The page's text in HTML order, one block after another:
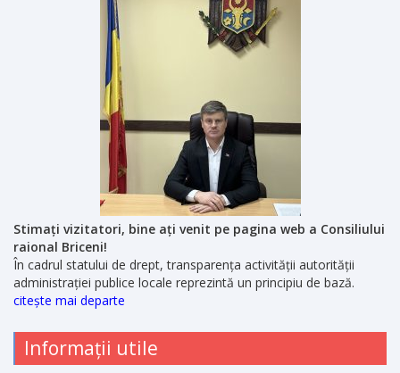
Stimați vizitatori, bine ați venit pe pagina web a Consiliului
raional Briceni!
În cadrul statului de drept, transparența activității autorității
administrației publice locale reprezintă un principiu de bază.
citește mai departe
Informații utile